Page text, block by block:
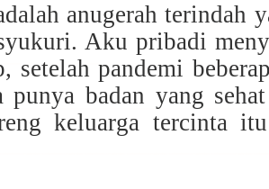
anugerah terindah
Aku pribadi
setelah pandemi
punya badan yang
keluarga tercinta